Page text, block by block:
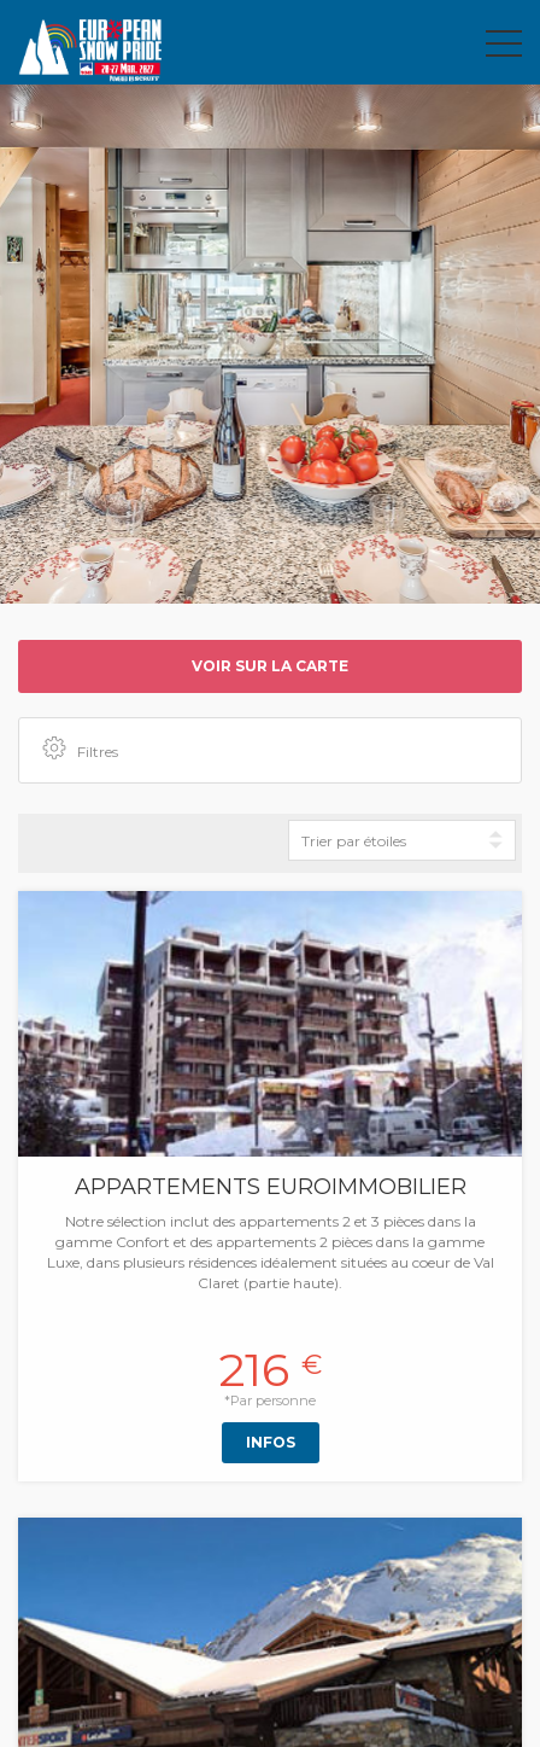
VOIR SUR LA CARTE
Filtres
APPARTEMENTS EUROIMMOBILIER
Notre sélection inclut des appartements 2 et 3 pièces dans la
gamme Confort et des appartements 2 pièces dans la gamme
Luxe, dans plusieurs résidences idéalement situées au coeur de Val
Claret (partie haute).
216 €
*Par personne
INFOS